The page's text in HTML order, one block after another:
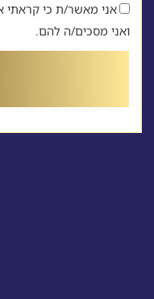
אני מאשר/ת כי קראתי את
ואני מסכים/ה להם.